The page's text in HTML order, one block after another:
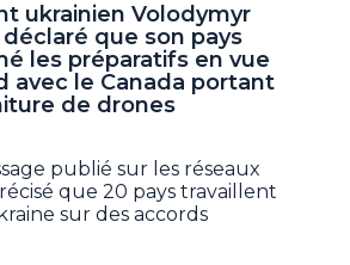
ukrainien Volodymyr
que son pays
les préparatifs en vue
avec le Canada portant
de drones
publié sur les réseaux
que 20 pays travaillent
sur des accords